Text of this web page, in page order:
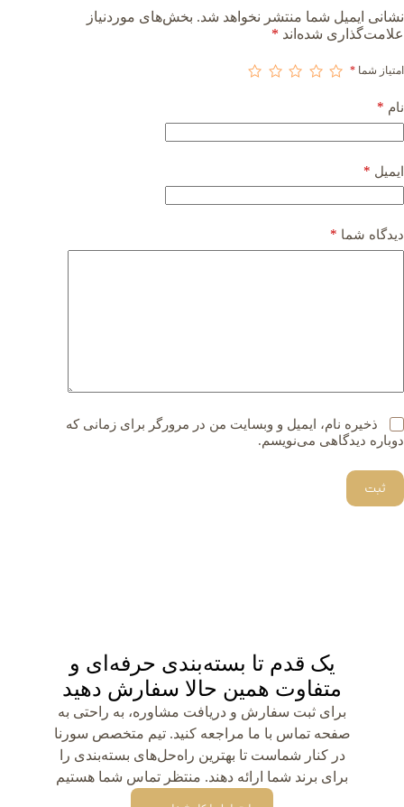
نشانی ایمیل شما منتشر نخواهد شد. بخش‌های موردنیاز
علامت‌گذاری شده‌اند *
امتیاز شما *
نام *
ایمیل *
دیدگاه شما *
ذخیره نام، ایمیل و وبسایت من در مرورگر برای زمانی که
دوباره دیدگاهی می‌نویسم.
ثبت
یک قدم تا بسته‌بندی حرفه‌ای و
متفاوت همین حالا سفارش دهید
برای ثبت سفارش و دریافت مشاوره، به راحتی به
صفحه تماس با ما مراجعه کنید. تیم متخصص سورنا
در کنار شماست تا بهترین راه‌حل‌های بسته‌بندی را
برای برند شما ارائه دهند. منتظر تماس شما هستیم